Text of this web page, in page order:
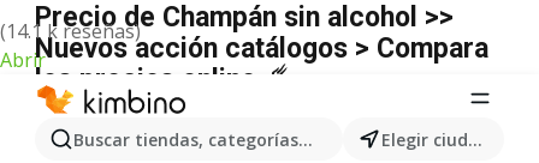
(14.1 k reseñas)
Abrir
Buscar tiendas, categorías, productos... Elegir ciudad
Precio de Champán sin alcohol >>
Nuevos acción catálogos > Compara
los precios online ☄️
No hemos encontrado resultados para este
término.